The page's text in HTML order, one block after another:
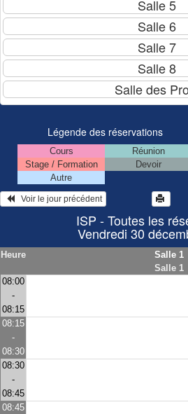
Légende des réservations
Cours
Réunion
Stage / Formation
Devoir
Autre
   Voir le jour précédent
ISP - Toutes les
Vendredi 30
Heure
Salle 1
Salle 1
08:00
-
08:15
08:15
-
08:30
08:30
-
08:45
08:45